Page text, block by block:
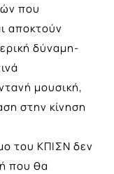
που
αποκτούν
δύναμη-
μουσική,
στην κίνηση
του ΚΠΙΣΝ δεν
που θα